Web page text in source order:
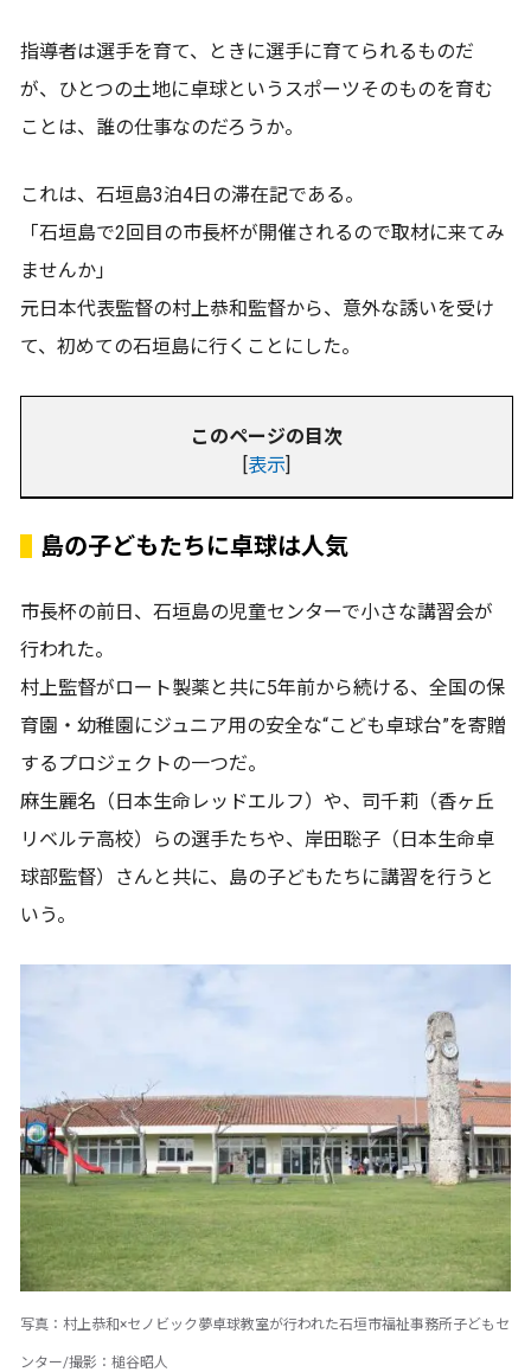
指導者は選手を育て、ときに選手に育てられるものだ
が、ひとつの土地に卓球というスポーツそのものを育む
ことは、誰の仕事なのだろうか。
これは、石垣島3泊4日の滞在記である。
「石垣島で2回目の市長杯が開催されるので取材に来てみ
ませんか」
元日本代表監督の村上恭和監督から、意外な誘いを受け
て、初めての石垣島に行くことにした。
このページの目次
[表示]
島の子どもたちに卓球は人気
市長杯の前日、石垣島の児童センターで小さな講習会が
行われた。
村上監督がロート製薬と共に5年前から続ける、全国の保
育園・幼稚園にジュニア用の安全な“こども卓球台”を寄贈
するプロジェクトの一つだ。
麻生麗名（日本生命レッドエルフ）や、司千莉（香ヶ丘
リベルテ高校）らの選手たちや、岸田聡子（日本生命卓
球部監督）さんと共に、島の子どもたちに講習を行うと
いう。
写真：村上恭和×セノビック夢卓球教室が行われた石垣市福祉事務所子どもセ
ンター/撮影：槌谷昭人